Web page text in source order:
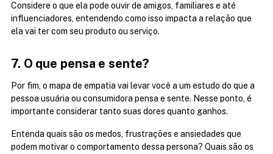
Considere o que ela pode ouvir de amigos, familiares e até
influenciadores, entendendo como isso impacta a relação que
ela vai ter com seu produto ou serviço.
7. O que pensa e sente?
Por fim, o mapa de empatia vai levar você a um estudo do que a
pessoa usuária ou consumidora pensa e sente. Nesse ponto, é
importante considerar tanto suas dores quanto ganhos.
Entenda quais são os medos, frustrações e ansiedades que
podem motivar o comportamento dessa persona? Quais são os